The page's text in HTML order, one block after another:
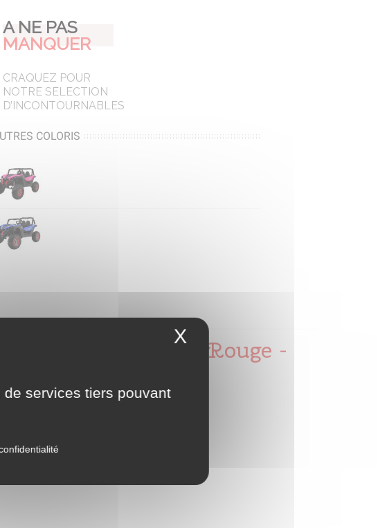
A NE PAS
MANQUER
CRAQUEZ POUR
NOTRE SELECTION
D’INCONTOURNABLES
COLORIS
Buggy UTV-MX Rouge -
services tiers pouvant
X Masquer le